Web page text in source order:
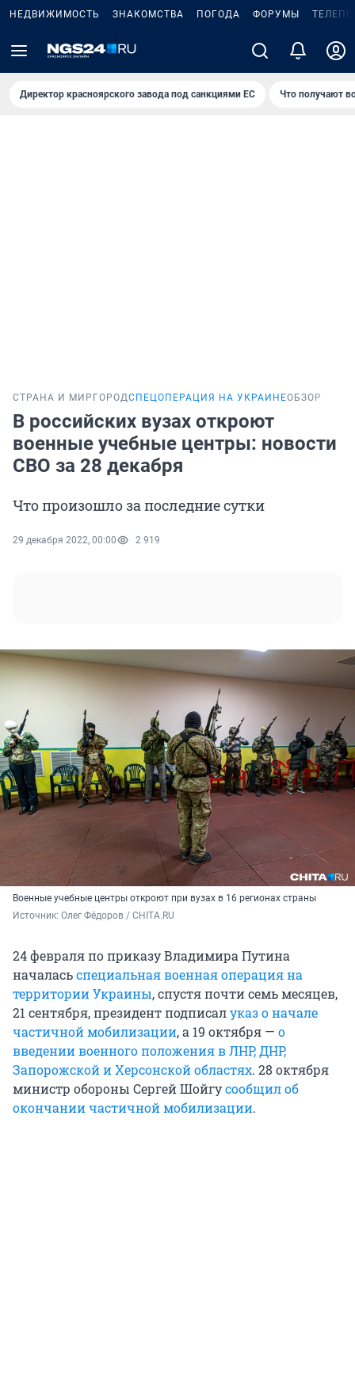
НЕДВИЖИМОСТЬ ЗНАКОМСТВА ПОГОДА ФОРУМЫ
Директор красноярского завода под санкциями ЕС Что получают
СТРАНА И МИР ГОРОДСПЕЦОПЕРАЦИЯ НА УКРАИНЕОБЗОР
В российских вузах откроют
военные учебные центры: новости
СВО за 28 декабря
Что произошло за последние сутки
29 декабря 2022, 00:00 2 919
Военные учебные центры откроют при вузах в 16 регионах страны
Источник: Олег Фёдоров / CHITA.RU
24 февраля по приказу Владимира Путина
началасьспециальная военная операция на
территории Украины, спустя почти семь месяцев,
21 сентября, президент подписалуказ о начале
частичной мобилизации, а 19 октября — о
введении военного положения в ЛНР, ДНР,
Запорожской и Херсонской областях. 28 октября
министр обороны Сергей Шойгусообщил об
окончании частичной мобилизации.